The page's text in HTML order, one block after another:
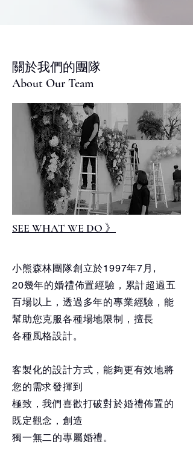
​關於我們的團隊
About Our Team
SEE WHAT WE DO 》
小熊森林團隊創立於1997年7月,
20幾年的婚禮佈置經驗，累計超過五
百場以上 ，透過多年的專業經驗，能
幫助您克服各種場地限制，擅長
各種風格設計。
客製化的設計方式，能夠更有效地將
您的需求發揮到
極致，我們喜歡打破對於婚禮佈置的
既定觀念，創造
獨一無二的專屬婚禮。